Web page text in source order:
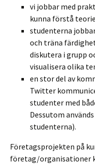
vi jobbar med
kunna förstå
studenterna
och träna
diskutera i grupp
visualisera olika
en stor del av
Twitter
studenter med
Dessutom
studenterna).
Företagsprojekten på
företag/organisationer